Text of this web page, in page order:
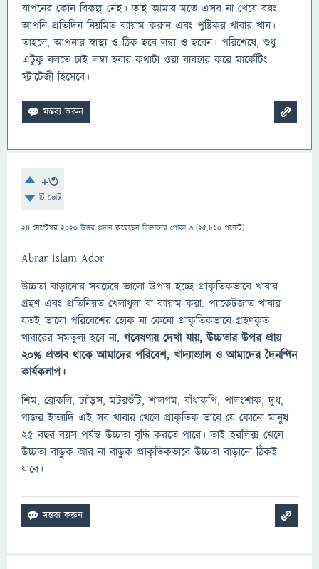
যাপনের কোন বিকল্প নেই। তাই আমার মতে এসব না খেয়ে বরং
আপনি প্রতিদিন নিয়মিত ব্যায়াম করুন এবং পুষ্টিকর খাবার খান।
তাহলে, আপনার স্বাস্থ্য ও ঠিক হবে লম্বা ও হবেন। পরিশেষে, শুধু
এটুকু বলতে চাই লম্বা হবার কথাটা ওরা ব্যবহার করে মার্কেটিং
স্ট্রাটেজী হিসেবে।
+3
টি ভোট
24 সেপ্টেম্বর 2020 উত্তর প্রদান করেছেনবিজ্ঞানের পোকা ৩ (25,810 পয়েন্ট)
Abrar Islam Ador
উচ্চতা বাড়ানোর সবচেয়ে ভালো উপায় হচ্ছে প্রাকৃতিকভাবে খাবার
গ্রহণ এবং প্রতিনিয়ত খেলাধুলা বা ব্যায়াম করা. প্যাকেটজাত খাবার
যতই ভালো পরিবেশের হোক না কেনো প্রাকৃতিকভাবে গ্রহণকৃত
খাবারের সমতুল্য হবে না. গবেষণায় দেখা যায়, উচ্চতার উপর প্রায়
২০% প্রভাব থাকে আমাদের পরিবেশ, খাদ্যাভ্যাস ও আমাদের দৈনন্দিন
কার্যকলাপ।
শিম, ব্রোকলি, ঢ্যাঁড়স, মটরশুঁটি, শালগম, বাঁধাকপি, পালংশাক, দুধ,
গাজর ইত্যাদি এই সব খাবার খেলে প্রাকৃতিক ভাবে যে কোনো মানুষ
২৫ বছর বয়স পর্যন্ত উচ্চতা বৃদ্ধি করতে পারে। তাই হরলিক্স খেলে
উচ্চতা বাড়ুক আর না বাড়ুক প্রাকৃতিকভাবে উচ্চতা বাড়ানো ঠিকই
যাবে।